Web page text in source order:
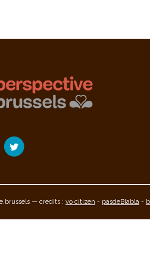
— credits : vo citizen - pasdeBlabla -